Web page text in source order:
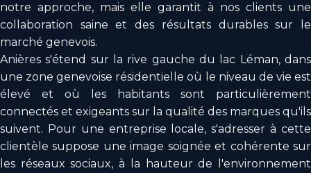
notre approche, mais elle garantit à nos clients une
collaboration saine et des résultats durables sur le
marché genevois.
Anières s'étend sur la rive gauche du lac Léman, dans
une zone genevoise résidentielle où le niveau de vie est
élevé et où les habitants sont particulièrement
connectés et exigeants sur la qualité des marques qu'ils
suivent. Pour une entreprise locale, s'adresser à cette
clientèle suppose une image soignée et cohérente sur
les réseaux sociaux, à la hauteur de l'environnement